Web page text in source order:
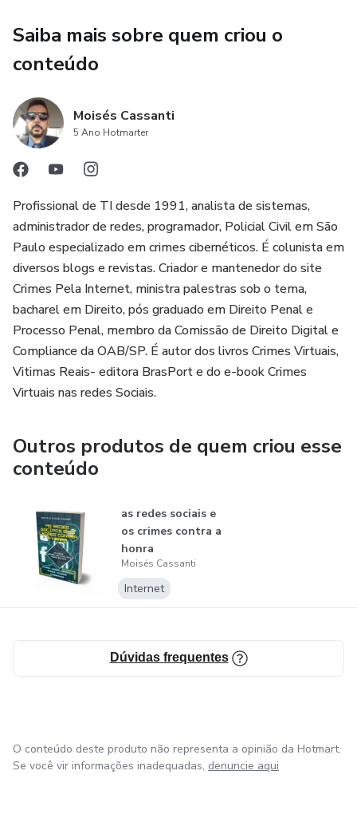
Saiba mais sobre quem criou o
conteúdo
Moisés Cassanti
5 Ano Hotmarter
Profissional de TI desde 1991, analista de sistemas,
administrador de redes, programador, Policial Civil em São
Paulo especializado em crimes cibernéticos. É colunista em
diversos blogs e revistas. Criador e mantenedor do site
Crimes Pela Internet, ministra palestras sob o tema,
bacharel em Direito, pós graduado em Direito Penal e
Processo Penal, membro da Comissão de Direito Digital e
Compliance da OAB/SP. É autor dos livros Crimes Virtuais,
Vitimas Reais- editora BrasPort e do e-book Crimes
Virtuais nas redes Sociais.
Outros produtos de quem criou esse
conteúdo
as redes sociais e
os crimes contra a
honra
Moisés Cassanti
Internet
Dúvidas frequentes
O conteúdo deste produto não representa a opinião da Hotmart.
Se você vir informações inadequadas, denuncie aqui